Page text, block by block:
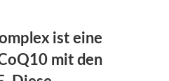
ist eine
mit den